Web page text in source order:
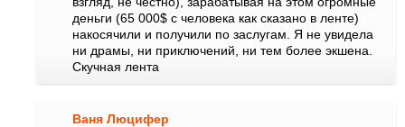
деньги (65 000$ с человека как сказано в ленте)
накосячили и получили по заслугам. Я не увидела
ни драмы, ни приключений, ни тем более экшена.
Скучная лента
Ваня Люцифер